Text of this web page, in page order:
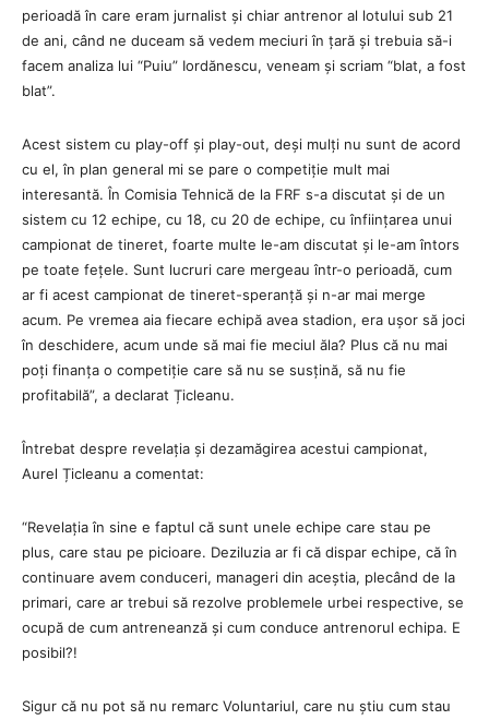
perioadă în care eram jurnalist și chiar antrenor al lotului sub 21
de ani, când ne duceam să vedem meciuri în țară și trebuia să-i
facem analiza lui “Puiu” Iordănescu, veneam și scriam “blat, a fost
blat”.
Acest sistem cu play-off și play-out, deși mulți nu sunt de acord
cu el, în plan general mi se pare o competiție mult mai
interesantă. În Comisia Tehnică de la FRF s-a discutat și de un
sistem cu 12 echipe, cu 18, cu 20 de echipe, cu înființarea unui
campionat de tineret, foarte multe le-am discutat și le-am întors
pe toate fețele. Sunt lucruri care mergeau într-o perioadă, cum
ar fi acest campionat de tineret-speranță și n-ar mai merge
acum. Pe vremea aia fiecare echipă avea stadion, era ușor să joci
în deschidere, acum unde să mai fie meciul ăla? Plus că nu mai
poți finanța o competiție care să nu se susțină, să nu fie
profitabilă”, a declarat Țicleanu.
Întrebat despre revelația și dezamăgirea acestui campionat,
Aurel Țicleanu a comentat:
“Revelația în sine e faptul că sunt unele echipe care stau pe
plus, care stau pe picioare. Deziluzia ar fi că dispar echipe, că în
continuare avem conduceri, manageri din aceștia, plecând de la
primari, care ar trebui să rezolve problemele urbei respective, se
ocupă de cum antreneanză și cum conduce antrenorul echipa. E
posibil?!
Sigur că nu pot să nu remarc Voluntariul, care nu știu cum stau